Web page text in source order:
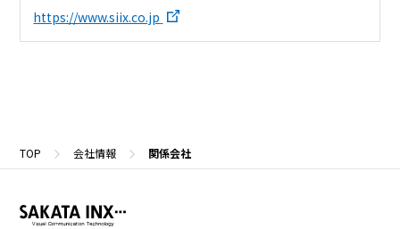
https://www.siix.co.jp
TOP 会社情報 関係会社